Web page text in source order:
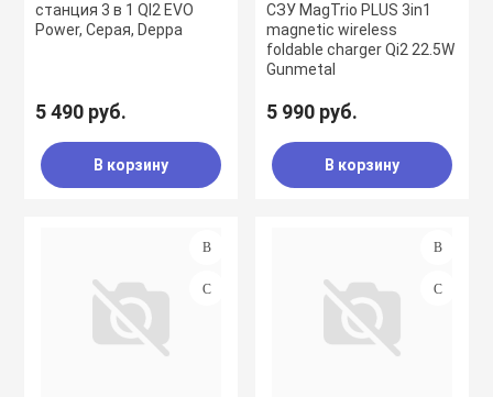
станция 3 в 1 QI2 EVO
Power, Серая, Deppa
5 490 руб.
В корзину
СЗУ MagTrio PLUS 3in1
magnetic wireless
foldable charger Qi2 22.5W
Gunmetal
5 990 руб.
В корзину